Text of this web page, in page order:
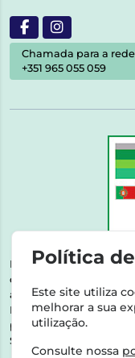
Chamada para a
+351 965 055 059
Esta farmácia
dispensa de
através da internet.
MSRM, MNSRM,
podem ser entregues
Sesimbra, Oeiras e
Política
Este site utiliza
melhorar a sua
utilização.
Consulte nossa